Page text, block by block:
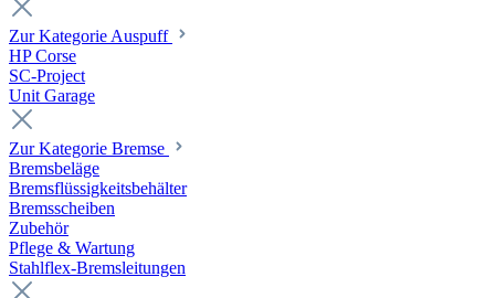
Zur Kategorie Auspuff
HP Corse
SC-Project
Unit Garage
Zur Kategorie Bremse
Bremsbeläge
Bremsflüssigkeitsbehälter
Bremsscheiben
Zubehör
Pflege & Wartung
Stahlflex-Bremsleitungen